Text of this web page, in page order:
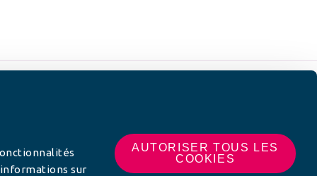
sur
AUTORISER TOUS LES
COOKIES